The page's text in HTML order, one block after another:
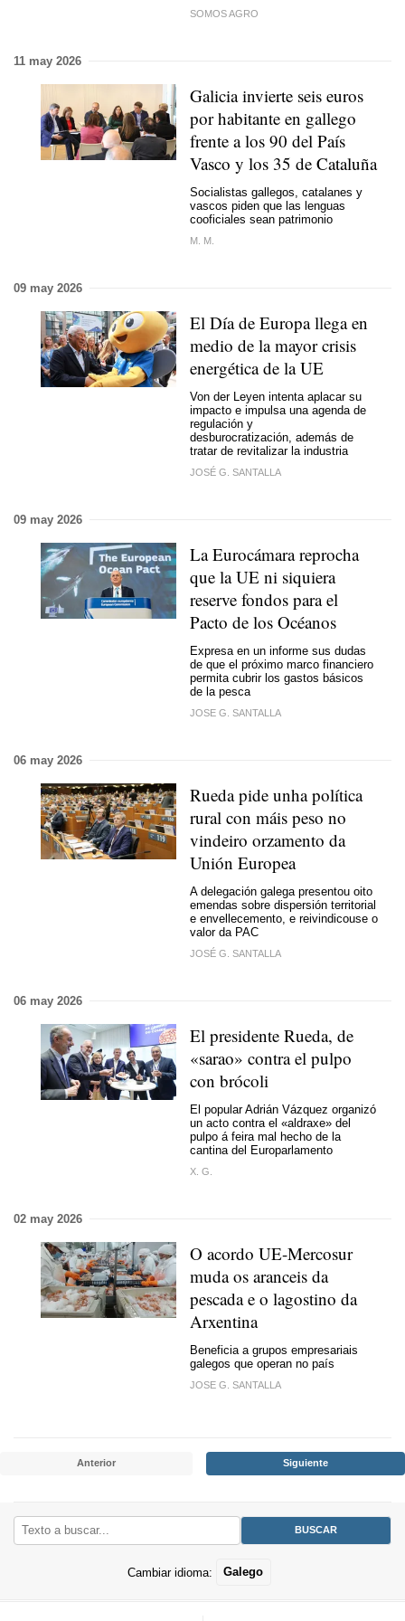
SOMOS AGRO
11 may 2026
Galicia invierte seis euros
por habitante en gallego
frente a los 90 del País
Vasco y los 35 de Cataluña
Socialistas gallegos, catalanes y
vascos piden que las lenguas
cooficiales sean patrimonio
M. M.
09 may 2026
El Día de Europa llega en
medio de la mayor crisis
energética de la UE
Von der Leyen intenta aplacar su
impacto e impulsa una agenda de
regulación y
desburocratización, además de
tratar de revitalizar la industria
JOSÉ G. SANTALLA
09 may 2026
La Eurocámara reprocha
que la UE ni siquiera
reserve fondos para el
Pacto de los Océanos
Expresa en un informe sus dudas
de que el próximo marco financiero
permita cubrir los gastos básicos
de la pesca
JOSE G. SANTALLA
06 may 2026
Rueda pide unha política
rural con máis peso no
vindeiro orzamento da
Unión Europea
A delegación galega presentou oito
emendas sobre dispersión territorial
e envellecemento, e reivindicouse o
valor da PAC
JOSÉ G. SANTALLA
06 may 2026
El presidente Rueda, de
«sarao» contra el pulpo
con brócoli
El popular Adrián Vázquez organizó
un acto contra el «aldraxe» del
pulpo á feira mal hecho de la
cantina del Europarlamento
X. G.
02 may 2026
O acordo UE-Mercosur
muda os aranceis da
pescada e o lagostino da
Arxentina
Beneficia a grupos empresariais
galegos que operan no país
JOSE G. SANTALLA
Anterior Siguiente
Cambiar idioma: Galego